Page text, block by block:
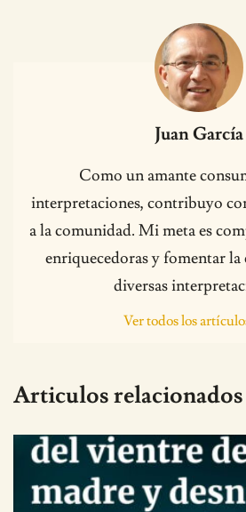
Juan García
Como un amante
interpretaciones, contribuyo
a la comunidad. Mi meta es
enriquecedoras y fomentar
diversas
Ver todos los
Articulos relacionados